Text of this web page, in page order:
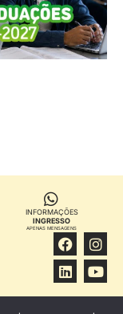
INFORMAÇÕES
INGRESSO
APENAS MENSAGENS